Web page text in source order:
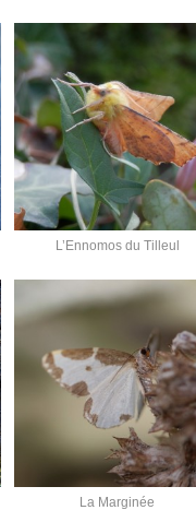
L’Ennomos du Tilleul
La Marginée